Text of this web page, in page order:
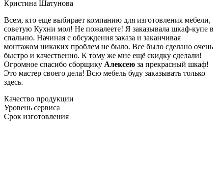
Кристина Шатунова
Всем, кто еще выбирает компанию для изготовления мебели,
советую Кухни мол! Не пожалеете! Я заказывала шкаф-купе в
спальню. Начиная с обсуждения заказа и заканчивая
монтажом никаких проблем не было. Все было сделано очень
быстро и качественно. К тому же мне ещё скидку сделали!
Огромное спасибо сборщику Алексею за прекрасный шкаф!
Это мастер своего дела! Всю мебель буду заказывать только
здесь.
Качество продукции
Уровень сервиса
Срок изготовления